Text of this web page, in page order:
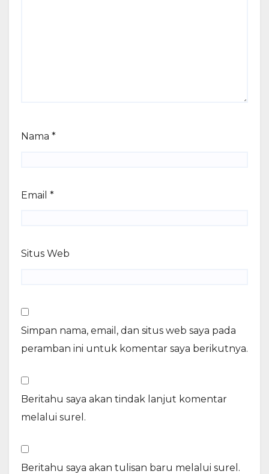
Nama *
Email *
Situs Web
Simpan nama, email, dan situs web saya pada
peramban ini untuk komentar saya berikutnya.
Beritahu saya akan tindak lanjut komentar
melalui surel.
Beritahu saya akan tulisan baru melalui surel.